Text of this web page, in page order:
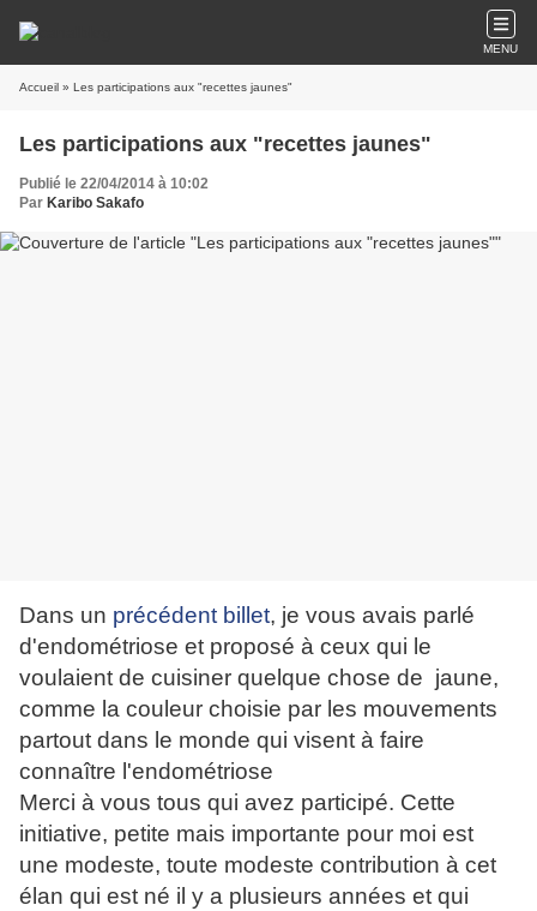
MENU
Accueil » Les participations aux "recettes jaunes"
Les participations aux "recettes jaunes"
Publié le 22/04/2014 à 10:02
Par Karibo Sakafo
Dans un précédent billet, je vous avais parlé
d'endométriose et proposé à ceux qui le
voulaient de cuisiner quelque chose de jaune,
comme la couleur choisie par les mouvements
partout dans le monde qui visent à faire
connaître l'endométriose
Merci à vous tous qui avez participé. Cette
initiative, petite mais importante pour moi est
une modeste, toute modeste contribution à cet
élan qui est né il y a plusieurs années et qui